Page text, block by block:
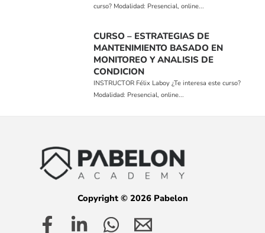
curso? Modalidad: Presencial, online...
CURSO – ESTRATEGIAS DE
MANTENIMIENTO BASADO EN
MONITOREO Y ANALISIS DE
CONDICION
INSTRUCTOR Félix Laboy ¿Te interesa este curso?
Modalidad: Presencial, online...
Copyright © 2026 Pabelon